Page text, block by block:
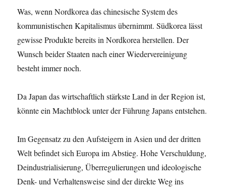
Was, wenn Nordkorea das chinesische System des
kommunistischen Kapitalismus übernimmt. Südkorea lässt
gewisse Produkte bereits in Nordkorea herstellen. Der
Wunsch beider Staaten nach einer Wiedervereinigung
besteht immer noch.
Da Japan das wirtschaftlich stärkste Land in der Region ist,
könnte ein Machtblock unter der Führung Japans entstehen.
Im Gegensatz zu den Aufsteigern in Asien und der dritten
Welt befindet sich Europa im Abstieg. Hohe Verschuldung,
Deindustrialisierung, Überregulierungen und ideologische
Denk- und Verhaltensweise sind der direkte Weg ins